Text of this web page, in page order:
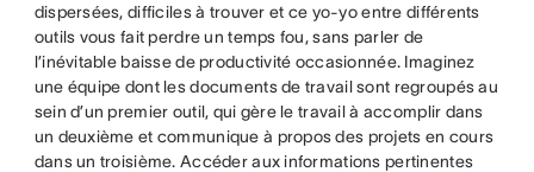
dispersées, difficiles à trouver et ce yo-yo entre différents
outils vous fait perdre un temps fou, sans parler de
l’inévitable baisse de productivité occasionnée. Imaginez
une équipe dont les documents de travail sont regroupés au
sein d’un premier outil, qui gère le travail à accomplir dans
un deuxième et communique à propos des projets en cours
dans un troisième. Accéder aux informations pertinentes